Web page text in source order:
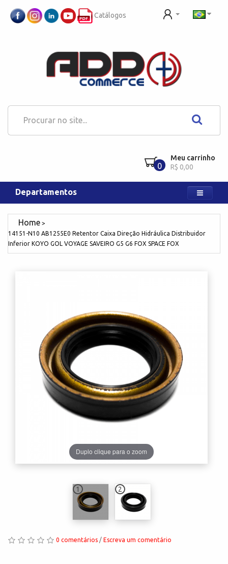
Catálogos
0
Meu carrinho
R$ 0,00
Departamentos
14151-N10 AB1255E0 Retentor Caixa Direção Hidráulica Distribuidor
Inferior KOYO GOL VOYAGE SAVEIRO G5 G6 FOX SPACE FOX
1 2
Duplo clique para o zoom
0 comentários / Escreva um comentário